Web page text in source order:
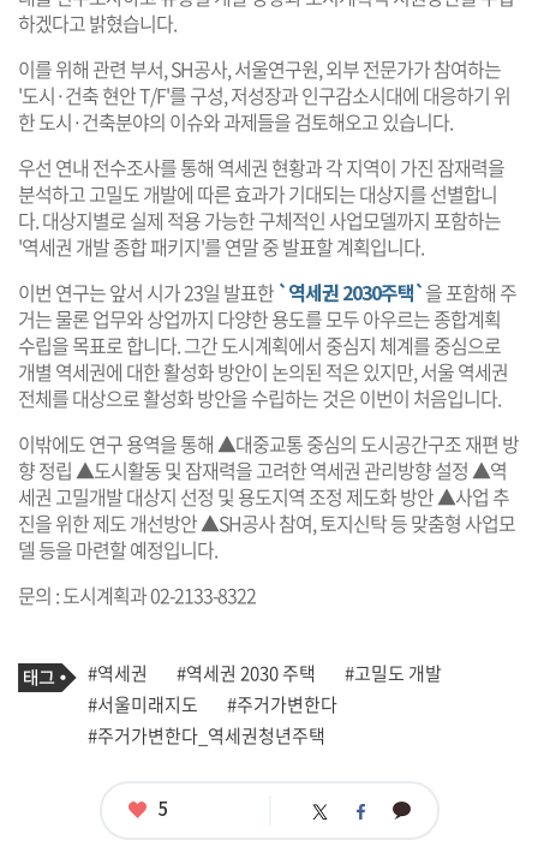
하겠다고 밝혔습니다.
이를 위해 관련 부서, SH공사, 서울연구원, 외부 전문가가 참여하는
'도시·건축 현안 T/F'를 구성, 저성장과 인구감소시대에 대응하기 위
한 도시·건축분야의 이슈와 과제들을 검토해오고 있습니다.
우선 연내 전수조사를 통해 역세권 현황과 각 지역이 가진 잠재력을
분석하고 고밀도 개발에 따른 효과가 기대되는 대상지를 선별합니
다. 대상지별로 실제 적용 가능한 구체적인 사업모델까지 포함하는
'역세권 개발 종합 패키지'를 연말 중 발표할 계획입니다.
이번 연구는 앞서 시가 23일 발표한 `역세권 2030주택`을 포함해 주
거는 물론 업무와 상업까지 다양한 용도를 모두 아우르는 종합계획
수립을 목표로 합니다. 그간 도시계획에서 중심지 체계를 중심으로
개별 역세권에 대한 활성화 방안이 논의된 적은 있지만, 서울 역세권
전체를 대상으로 활성화 방안을 수립하는 것은 이번이 처음입니다.
이밖에도 연구 용역을 통해 ▲대중교통 중심의 도시공간구조 재편 방
향 정립 ▲도시활동 및 잠재력을 고려한 역세권 관리방향 설정 ▲역
세권 고밀개발 대상지 선정 및 용도지역 조정 제도화 방안 ▲사업 추
진을 위한 제도 개선방안 ▲SH공사 참여, 토지신탁 등 맞춤형 사업모
델 등을 마련할 예정입니다.
문의 : 도시계획과 02-2133-8322
기
사
관
련
태
태
그
#역세권 #역세권 2030 주택
#고밀도 개발
#서울미래지도
#주거가변한다
#주거가변한다_역세권청년주택
좋
5 트 페 카